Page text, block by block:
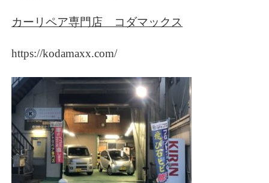
カーリペア専門店 コダマックス
https://kodamaxx.com/